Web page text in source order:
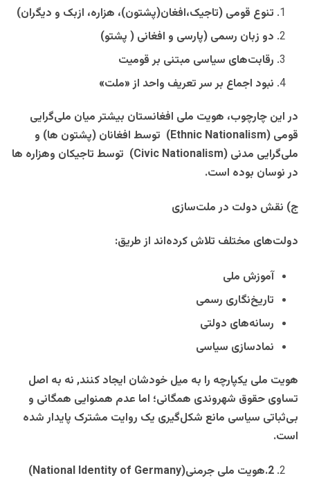
تنوع قومی (تاجیک،افغان(پشتون)، هزاره، ازبک و دیگران)
دو زبان رسمی (پارسی و افغانی ( پشتو)
رقابت‌های سیاسی مبتنی بر قومیت
نبود اجماع بر سر تعریف واحد از «ملت»
در این چارچوب، هویت ملی افغانستان بیشتر میان ملی‌گرایی
قومی (Ethnic Nationalism)
توسط افغانان (پشتون ها) و
ملی‌گرایی مدنی (Civic Nationalism)
توسط تاجیکان وهزاره ها
در نوسان بوده است.
ج) نقش دولت در ملت‌سازی
دولت‌های مختلف تلاش کرده‌اند از طریق:
آموزش ملی
تاریخ‌نگاری رسمی
رسانه‌های دولتی
نمادسازی سیاسی
هویت ملی یکپارچه را به میل خودشان ایجاد کنند, نه به اصل
تساوی حقوق شهروندی همگانی؛ اما عدم همنوایی همگانی و
بی‌ثباتی سیاسی مانع شکل‌گیری یک روایت مشترک پایدار شده
است.
2
.هویت ملی جرمنی(National Identity of Germany)